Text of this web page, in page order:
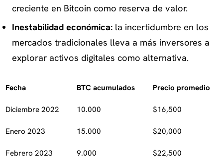
creciente en Bitcoin como reserva de valor.
Inestabilidad económica:la incertidumbre en los
mercados tradicionales lleva a más inversores a
explorar activos digitales como alternativa.
Fecha BTC acumulados Precio promedio
Diciembre 2022 10.000 $16,500
Enero 2023 15.000 $20,000
Febrero 2023 9.000 $22,500